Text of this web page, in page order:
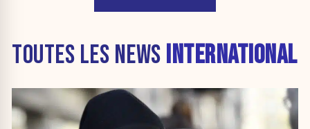
TOUTES LES NEWS INTERNATIONAL